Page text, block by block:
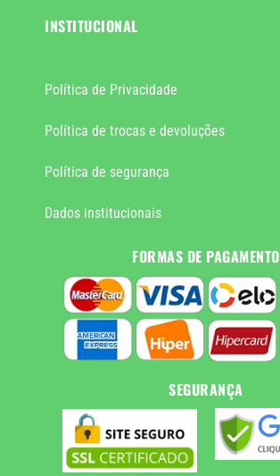
INSTITUCIONAL
Política de Privacidade
Política de trocas e devoluções
Política de segurança
Dados institucionais
FORMAS DE PAGAMENTO
SEGURANÇA